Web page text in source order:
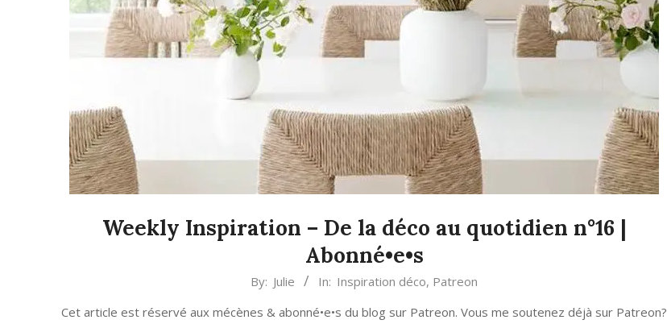
Weekly Inspiration – De la déco au quotidien n°16 |
Abonné•e•s
By: Julie In: Inspiration déco, Patreon
Cet article est réservé aux mécènes & abonné•e•s du blog sur Patreon. Vous me soutenez déjà sur Patreon?